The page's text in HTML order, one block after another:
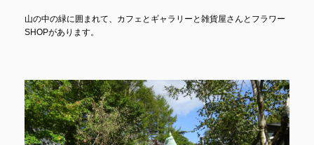
山の中の緑に囲まれて、カフェとギャラリーと雑貨屋さんとフラワー
SHOPがあります。